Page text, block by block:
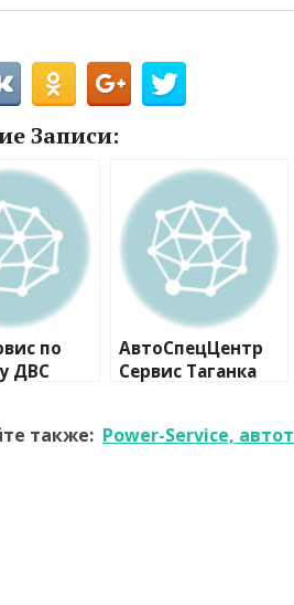
Записи:
по
ДВС
АвтоСпецЦентр
Сервис Таганка
также: Power-Service,